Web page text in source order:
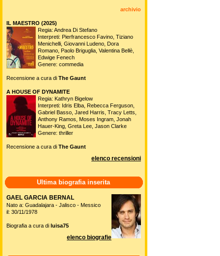
archivio
IL MAESTRO (2025)
Regia: Andrea Di Stefano
Interpreti: Pierfrancesco Favino, Tiziano
Menichelli, Giovanni Ludeno, Dora
Romano, Paolo Briguglia, Valentina Bellè,
Edwige Fenech
Genere: commedia
Recensione a cura di The Gaunt
A HOUSE OF DYNAMITE
Regia: Kathryn Bigelow
Interpreti: Idris Elba, Rebecca Ferguson,
Gabriel Basso, Jared Harris, Tracy Letts,
Anthony Ramos, Moses Ingram, Jonah
Hauer-King, Greta Lee, Jason Clarke
Genere: thriller
Recensione a cura di The Gaunt
elenco recensioni
Ultima biografia inserita
GAEL GARCIA BERNAL
Nato a: Guadalajara - Jalisco - Messico
il: 30/11/1978
Biografia a cura di luisa75
elenco biografie